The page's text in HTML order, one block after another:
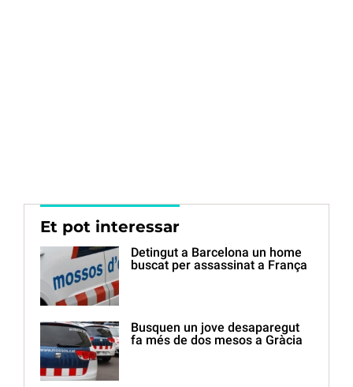
Et pot interessar
Detingut a Barcelona un home
buscat per assassinat a França
Busquen un jove desaparegut
fa més de dos mesos a Gràcia